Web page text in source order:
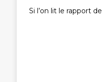
Si l’on lit le rapport